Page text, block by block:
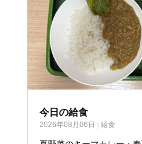
今日の給食
2026年08月06日 | 給食